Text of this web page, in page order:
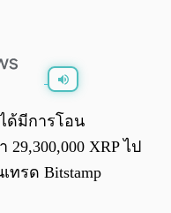
ด้มีการโอน
29,300,000 XRP ไป
ทรด Bitstamp